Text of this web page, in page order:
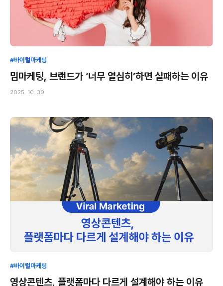
#바이럴마케팅
밈마케팅, 브랜드가 ‘너무 열심히’하면 실패하는 이유
2025. 10. 30
#바이럴마케팅
영상콘텐츠, 플랫폼마다 다르게 설계해야 하는 이유